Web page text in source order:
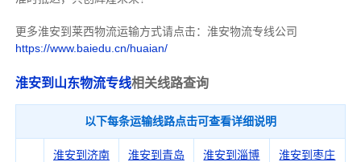
更多淮安到莱西物流运输方式请点击：淮安物流专线公司
https://www.baiedu.cn/huaian/
淮安到山东物流专线相关线路查询
以下每条运输线路点击可查看详细说明
淮安到济南
淮安到青岛
淮安到淄博
淮安到枣庄